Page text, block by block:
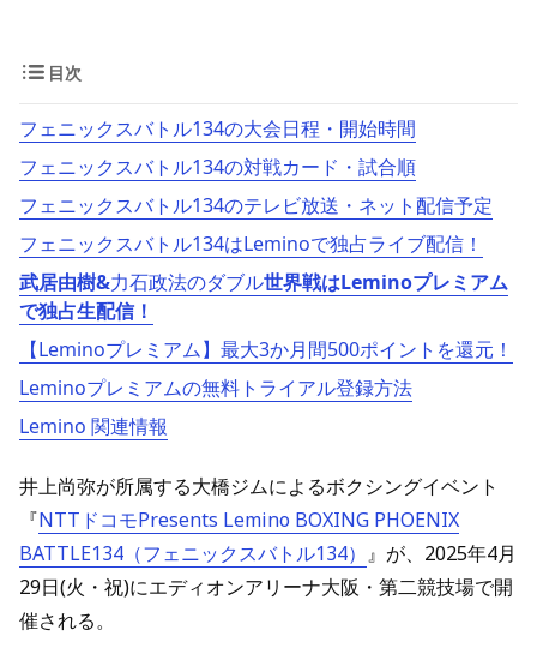
目次
フェニックスバトル134の大会日程・開始時間
フェニックスバトル134の対戦カード・試合順
フェニックスバトル134のテレビ放送・ネット配信予定
フェニックスバトル134はLeminoで独占ライブ配信！
武居由樹&力石政法のダブル世界戦はLeminoプレミアム
で独占生配信！
【Leminoプレミアム】最大3か月間500ポイントを還元！
Leminoプレミアムの無料トライアル登録方法
Lemino 関連情報
井上尚弥が所属する大橋ジムによるボクシングイベント
『NTTドコモPresents Lemino BOXING PHOENIX
BATTLE134（フェニックスバトル134） 』が、2025年4月
29日(火・祝)にエディオンアリーナ大阪・第二競技場で開
催される。